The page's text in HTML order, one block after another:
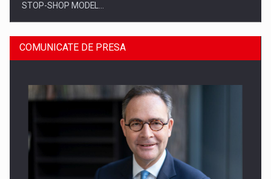
STOP-SHOP MODEL…
ROOTED IN ROMANIA, BUILT TO DELIVER TECHNOLOGY FOR
COMUNICATE DE PRESA